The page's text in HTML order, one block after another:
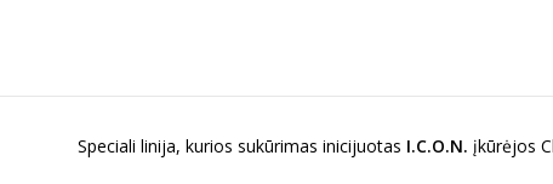
Speciali linija, kurios sukūrimas inicijuotas I.C.O.N. įkūrėjos